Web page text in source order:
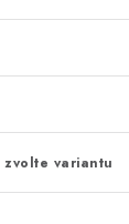
variantu